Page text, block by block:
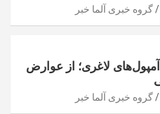
گروه خبری آلما خبر
آمپول‌های لاغری؛ از عوارض
گروه خبری آلما خبر